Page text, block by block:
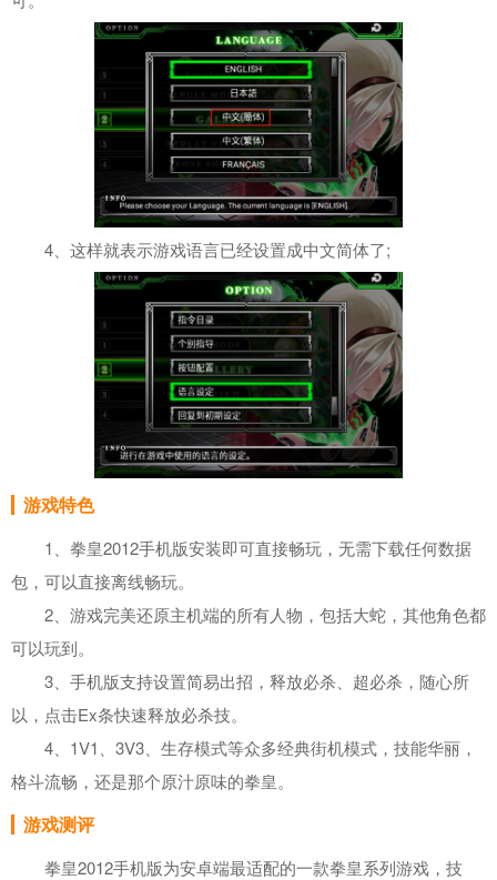
4、这样就表示游戏语言已经设置成中文简体了;
游戏特色
1、拳皇2012手机版安装即可直接畅玩，无需下载任何数据
包，可以直接离线畅玩。
2、游戏完美还原主机端的所有人物，包括大蛇，其他角色都
可以玩到。
3、手机版支持设置简易出招，释放必杀、超必杀，随心所
以，点击Ex条快速释放必杀技。
4、1V1、3V3、生存模式等众多经典街机模式，技能华丽，
格斗流畅，还是那个原汁原味的拳皇。
游戏测评
拳皇2012手机版为安卓端最适配的一款拳皇系列游戏，技